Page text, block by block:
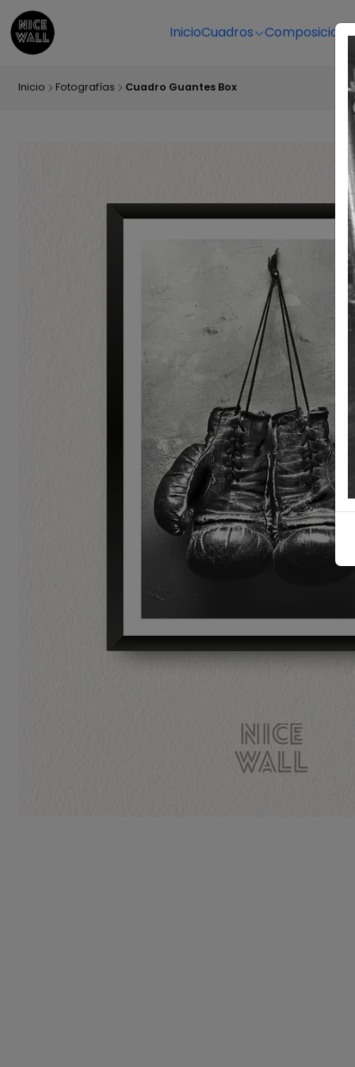
InicioCuadros
Inicio Fotografías Cuadro Guantes Box